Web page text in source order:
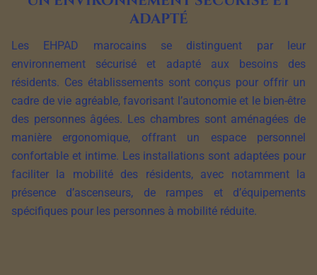
adapté
Les EHPAD marocains se distinguent par leur
environnement sécurisé et adapté aux besoins des
résidents. Ces établissements sont conçus pour offrir un
cadre de vie agréable, favorisant l’autonomie et le bien-être
des personnes âgées. Les chambres sont aménagées de
manière ergonomique, offrant un espace personnel
confortable et intime. Les installations sont adaptées pour
faciliter la mobilité des résidents, avec notamment la
présence d’ascenseurs, de rampes et d’équipements
spécifiques pour les personnes à mobilité réduite.